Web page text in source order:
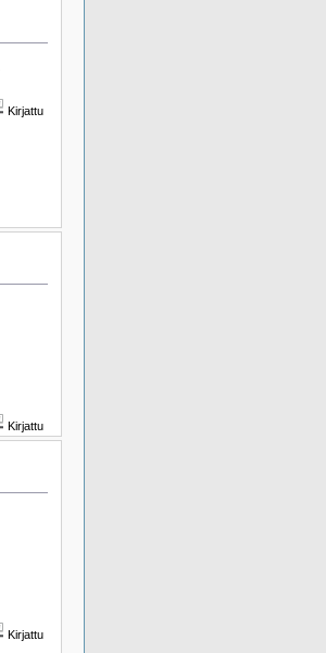
Kirjattu
Kirjattu
Kirjattu